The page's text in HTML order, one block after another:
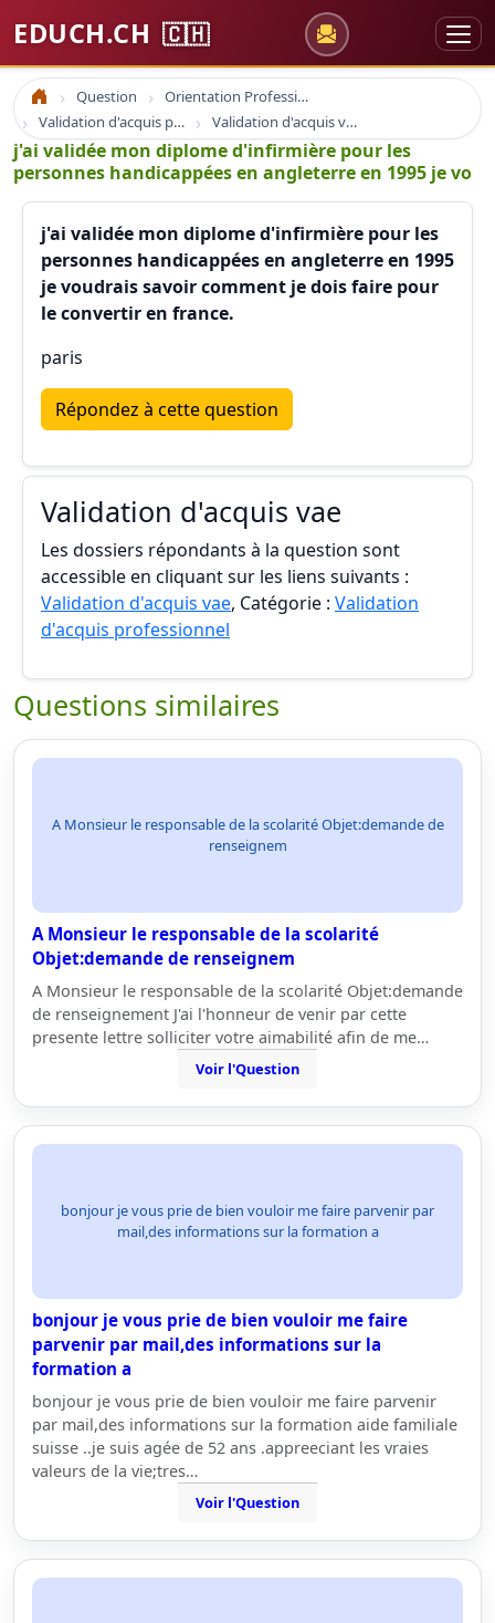
EDUCH.CH 🇨🇭
Accueil Question
Orientation Professionnelle
Validation d'acquis professionnel
Validation d'acquis vae
j'ai validée mon diplome d'infirmière pour les
personnes handicappées en angleterre en 1995 je vo
j'ai validée mon diplome d'infirmière pour les
personnes handicappées en angleterre en 1995
je voudrais savoir comment je dois faire pour
le convertir en france.
paris
Répondez à cette question
Validation d'acquis vae
Les dossiers répondants à la question sont
accessible en cliquant sur les liens suivants :
Validation d'acquis vae, Catégorie : Validation
d'acquis professionnel
Questions similaires
A Monsieur le responsable de la scolarité Objet:demande de
renseignem
A Monsieur le responsable de la scolarité
Objet:demande de renseignem
A Monsieur le responsable de la scolarité Objet:demande
de renseignement J'ai l'honneur de venir par cette
presente lettre solliciter votre aimabilité afin de me…
Voir l'Question
bonjour je vous prie de bien vouloir me faire parvenir par
mail,des informations sur la formation a
bonjour je vous prie de bien vouloir me faire
parvenir par mail,des informations sur la
formation a
bonjour je vous prie de bien vouloir me faire parvenir
par mail,des informations sur la formation aide familiale
suisse ..je suis agée de 52 ans .appreeciant les vraies
valeurs de la vie;tres…
Voir l'Question